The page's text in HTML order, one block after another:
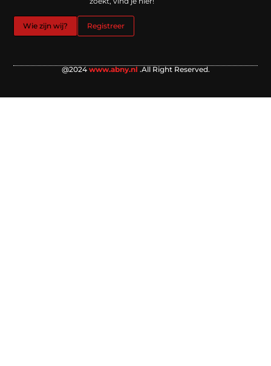
Wie zijn wij? Registreer
@2024 www.abny.nl .All Right Reserved.